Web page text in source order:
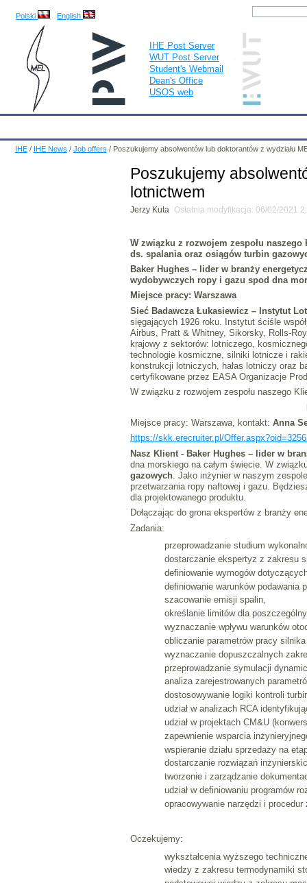
Polski English
IHE Post Server
WUT Post Server
Student's Webmail
Dean's Office
USOS web
IHE / IHE News / Job offers / Poszukujemy absolwentów lub doktorantów z wydziału
Poszukujemy
lotnictwem
Jerzy Kuta Ostatnia modyfikacja: 06/02/2021
W związku z rozwojem zespołu
ds. spalania oraz osiągów turbin
Baker Hughes– lider w branży
wydobywczych ropy i gazu spod dna
Miejsce pracy: Warszawa
Sieć Badawcza Łukasiewicz – Instytut
sięgających 1926 roku. Instytut ściśle
Airbus, Pratt & Whitney, Sikorsky, Rolls-
krajowy z sektorów: lotniczego,
technologie kosmiczne, silniki lotnicze i
konstrukcji lotniczych, hałas lotniczy oraz
certyfikowane przez EASA Organizacje
W związku z rozwojem zespołu naszego
Miejsce pracy: Warszawa, kontakt: Anna
https://skk.erecruiter.pl/
Nasz Klient - Baker Hughes – lider w
dna morskiego na całym świecie. W
gazowych. Jako inżynier w naszym
przetwarzania ropy naftowej i gazu.
dla projektowanego produktu.
Dołączając do grona ekspertów z branży
Zadania:
przeprowadzanie studium
dostarczanie ekspertyz z zakresu
definiowanie wymogów
definiowanie warunków podawania
szacowanie emisji spalin,
określanie limitów dla
wyznaczanie wpływu warunków
obliczanie parametrów pracy
wyznaczanie dopuszczalnych
przeprowadzanie symulacji
analiza zarejestrowanych
dostosowywanie logiki kontroli
udział w analizach RCA
udział w projektach CM&U
zapewnienie wsparcia
wspieranie działu sprzedaży na
dostarczanie rozwiązań
tworzenie i zarządzanie
udział w definiowaniu programów
opracowywanie narzędzi i
Oczekujemy:
wykształcenia wyższego
wiedzy z zakresu termodynamiki